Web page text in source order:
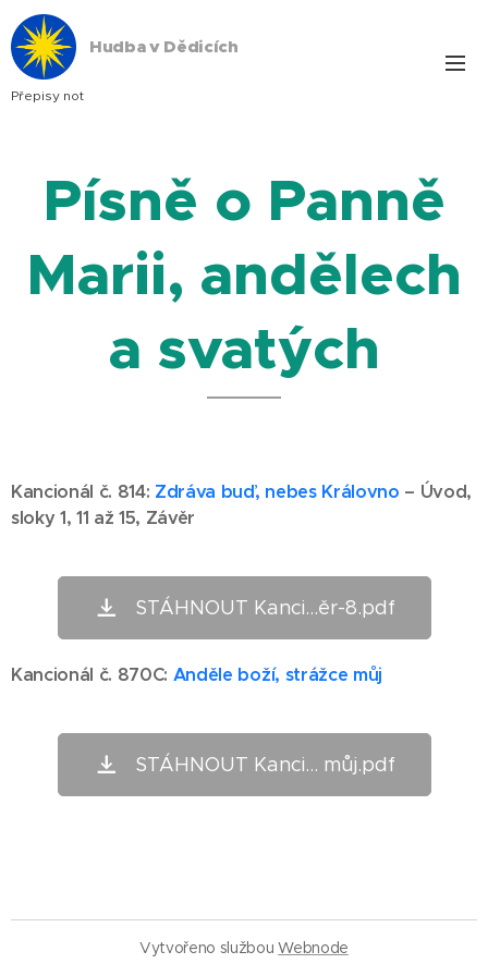
Hudba v Dědicích
Přepisy not
Písně o Panně
Marii, andělech
a svatých
Kancionál č. 814: Zdráva buď, nebes Královno – Úvod,
sloky 1, 11 až 15, Závěr
STÁHNOUT Kanci...ěr-8.pdf
Kancionál č. 870C: Anděle boží, strážce můj
STÁHNOUT Kanci... můj.pdf
Vytvořeno službouWebnode